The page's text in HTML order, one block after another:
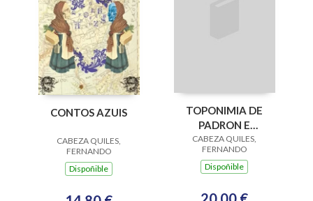
CONTOS AZUIS
CABEZA QUILES,
FERNANDO
Dispoñible
TOPONIMIA DE
PADRON E
PONTECESURES
CABEZA QUILES,
FERNANDO
Dispoñible